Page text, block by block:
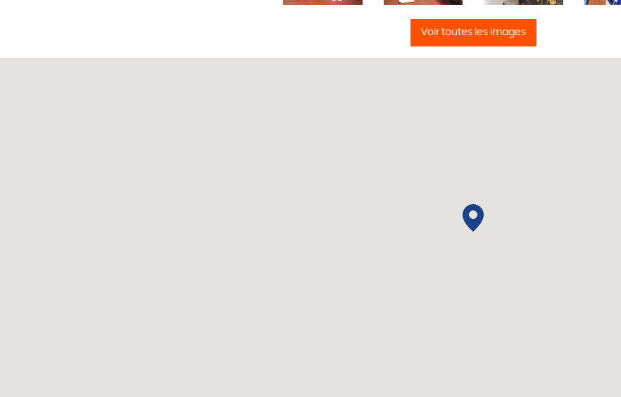
Voir toutes les images